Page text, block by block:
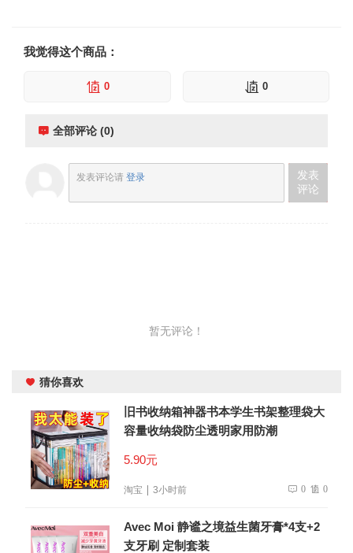
我觉得这个商品：
0 0
全部评论 (0)
发表评论请 登录
发表
评论
暂无评论！
猜你喜欢
旧书收纳箱神器书本学生书架整理袋大
容量收纳袋防尘透明家用防潮
5.90元
淘宝 3小时前 0 0
Avec Moi 静谧之境益生菌牙膏*4支+2
支牙刷 定制套装